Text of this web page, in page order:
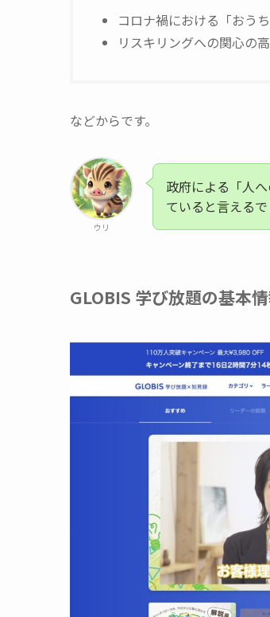
コロナ禍における「おう
リスキリングへの関心の
などからです。
ウリ
政府による「人
ていると言えるで
GLOBIS 学び放題の基本